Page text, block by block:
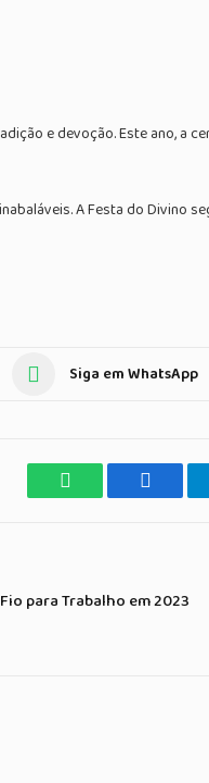
e devoção. Este ano, a
A Festa do Divino
Siga em WhatsApp
WhatsApp
para Trabalho em 2023